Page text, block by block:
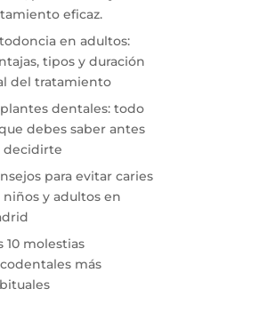
eficaz.
en adultos:
tipos y duración
del tratamiento
dentales: todo
debes saber antes
decidirte
para evitar caries
niños y adultos en
10 molestias
más